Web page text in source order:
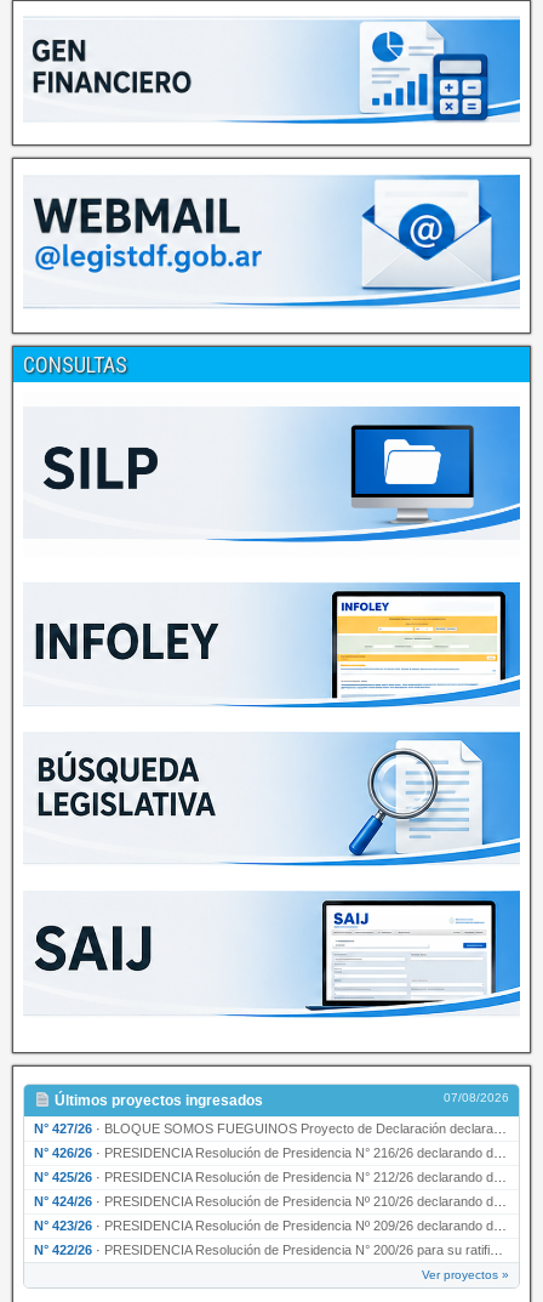
CONSULTAS
Últimos proyectos ingresados 07/08/2026
N° 427/26 · BLOQUE SOMOS FUEGUINOS Proyecto de Declaración declarando de interés provincial PRESIDENCI…
N° 426/26 · PRESIDENCIA Resolución de Presidencia N° 216/26 declarando de interés provincial la labor …
N° 425/26 · PRESIDENCIA Resolución de Presidencia N° 212/26 declarando de interés provincial el “50° A…
N° 424/26 · PRESIDENCIA Resolución de Presidencia Nº 210/26 declarando de interés provincial el proyec…
N° 423/26 · PRESIDENCIA Resolución de Presidencia Nº 209/26 declarando de interés provincial la presen…
N° 422/26 · PRESIDENCIA Resolución de Presidencia N° 200/26 para su ratificación.
Ver proyectos »